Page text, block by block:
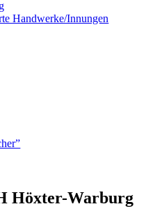
Handwerke/Innungen
Höxter-Warburg